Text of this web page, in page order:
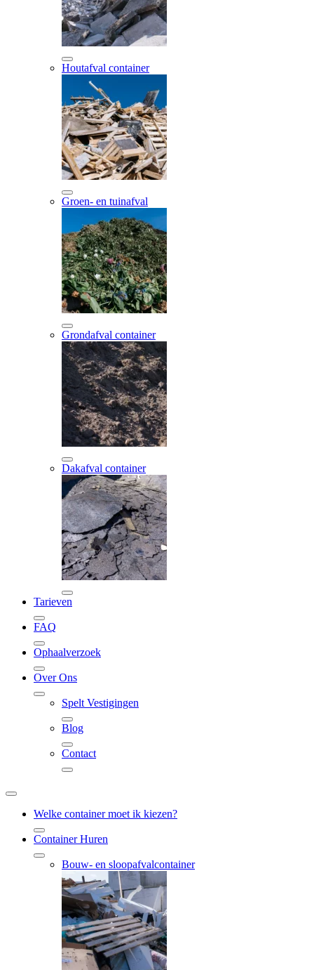
Houtafval container
Groen- en tuinafval
Grondafval container
Dakafval container
Tarieven
FAQ
Ophaalverzoek
Over Ons
Spelt Vestigingen
Blog
Contact
Welke container moet ik kiezen?
Container Huren
Bouw- en sloopafvalcontainer